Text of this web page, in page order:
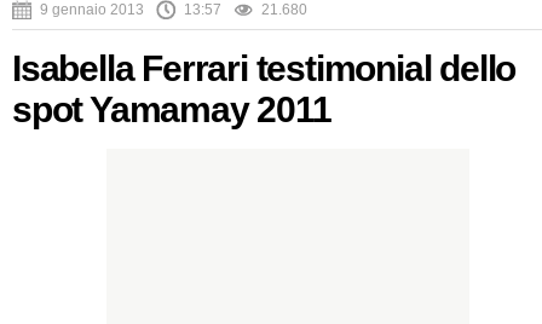
9 gennaio 2013 13:57 21.680
Isabella Ferrari testimonial dello
spot Yamamay 2011